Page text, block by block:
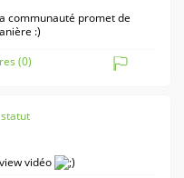
communauté promet de
:)
(0)
vidéo